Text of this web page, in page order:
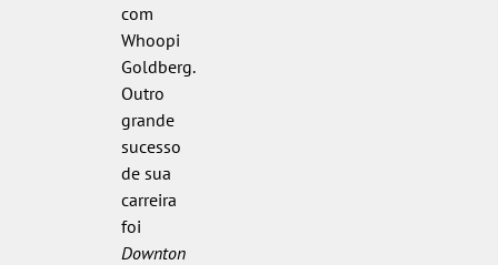
com
Whoopi
Goldberg.
Outro
grande
sucesso
de sua
carreira
foi
Downton